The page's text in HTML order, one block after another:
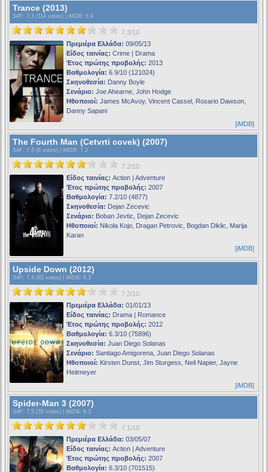
Trance (2013)
S4F : 7.3 (114 votes) | iMDB: 6.9
7.3/10
Πρεμιέρα Ελλάδα: 09/05/13
Είδος ταινίας: Crime | Drama
Έτος πρώτης προβολής: 2013
Βαθμολογία: 6.9/10 (121024)
Σκηνοθεσία: Danny Boyle
Σενάριο: Joe Ahearne, John Hodge
Ηθοποιοί: James McAvoy, Vincent Cassel, Rosario Dawson,
Danny Sapani
[iMDB]
The Fourth Man (Cetvrti covek) (2007)
S4F : 7.3 (8 votes) | iMDB: 7.2
7.2/10
Είδος ταινίας: Action | Adventure
Έτος πρώτης προβολής: 2007
Βαθμολογία: 7.2/10 (4877)
Σκηνοθεσία: Dejan Zecevic
Σενάριο: Boban Jevtic, Dejan Zecevic
Ηθοποιοί: Nikola Kojo, Dragan Petrovic, Bogdan Diklic, Marija
Karan
[iMDB]
Upside Down (2012)
S4F : 7.4 (82 votes) | iMDB: 6.3
7.2/10
Πρεμιέρα Ελλάδα: 01/01/13
Είδος ταινίας: Drama | Romance
Έτος πρώτης προβολής: 2012
Βαθμολογία: 6.3/10 (75896)
Σκηνοθεσία: Juan Diego Solanas
Σενάριο: Santiago Amigorena, Juan Diego Solanas
Ηθοποιοί: Kirsten Dunst, Jim Sturgess, Neil Napier, Jayne
Heitmeyer
[iMDB]
Spider-Man 3 (2007)
S4F : 7.5 (35 votes) | iMDB: 6.3
7.1/10
Πρεμιέρα Ελλάδα: 03/05/07
Είδος ταινίας: Action | Adventure
Έτος πρώτης προβολής: 2007
Βαθμολογία: 6.3/10 (701515)